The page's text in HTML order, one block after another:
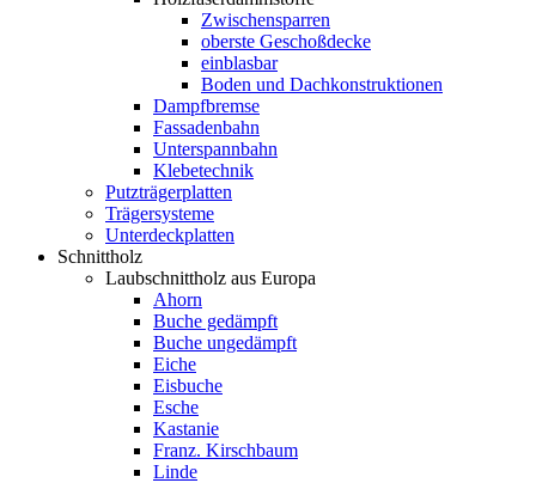
Zwischensparren
oberste Geschoßdecke
einblasbar
Boden und Dachkonstruktionen
Dampfbremse
Fassadenbahn
Unterspannbahn
Klebetechnik
Putzträgerplatten
Trägersysteme
Unterdeckplatten
Schnittholz
Laubschnittholz aus Europa
Ahorn
Buche gedämpft
Buche ungedämpft
Eiche
Eisbuche
Esche
Kastanie
Franz. Kirschbaum
Linde